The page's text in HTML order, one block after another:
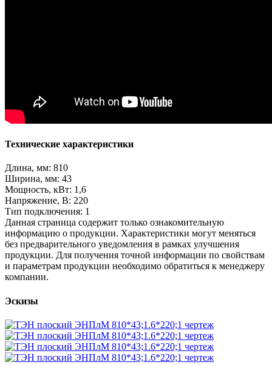
Технические характеристики
Длина, мм: 810
Ширина, мм: 43
Мощность, кВт: 1,6
Напряжение, В: 220
Тип подключения: 1
Данная страница содержит только ознакомительную
информацию о продукции. Характеристики могут меняться
без предварительного уведомления в рамках улучшения
продукции. Для получения точной информации по свойствам
и параметрам продукции необходимо обратиться к менеджеру
компании.
Эскизы